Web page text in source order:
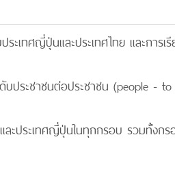
ะเทศญี่ปุ่นและประเทศไทย และการ
บประชาชนต่อประชาชน (people -
ละประเทศญี่ปุ่นในทุกกรอบ รวมทั้งก